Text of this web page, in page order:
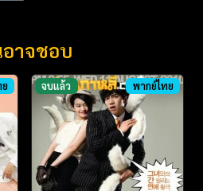
าจชอบ
จบแล้ว พากย์ไทย